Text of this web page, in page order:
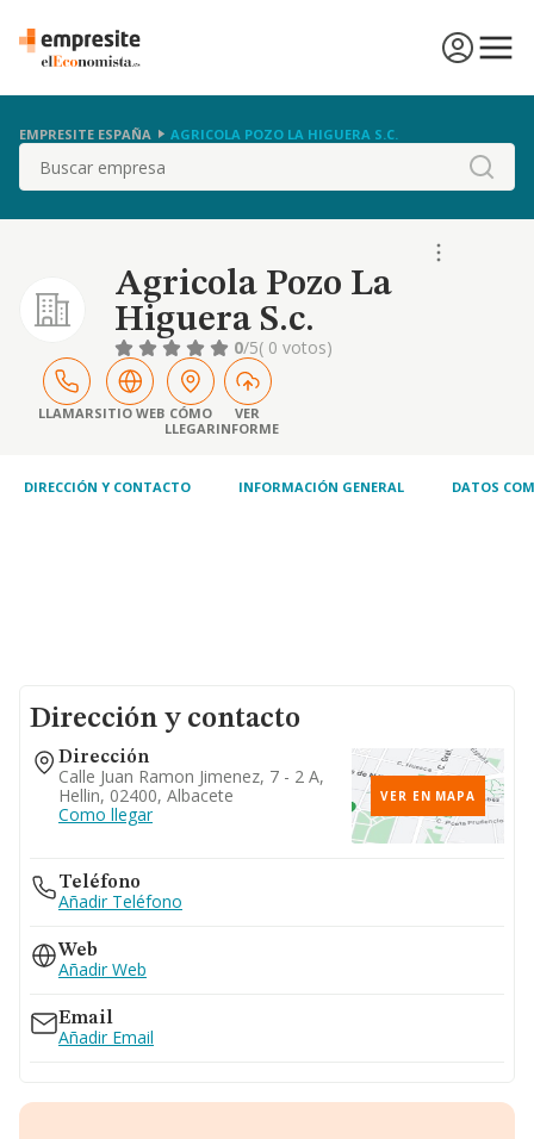
EMPRESITE ESPAÑA AGRICOLA POZO LA HIGUERA S.C.
Buscar
Agricola Pozo La
Higuera S.c.
0/5( 0 votos)
LLAMARSITIO WEB CÓMO
LLEGAR
VER
INFORME
DIRECCIÓN Y CONTACTO INFORMACIÓN GENERAL DATOS
Dirección y contacto
Dirección
Calle Juan Ramon Jimenez, 7 - 2 A,
Hellin, 02400, Albacete
Como llegar
VER EN MAPA
Teléfono
Añadir Teléfono
Web
Añadir Web
Email
Añadir Email